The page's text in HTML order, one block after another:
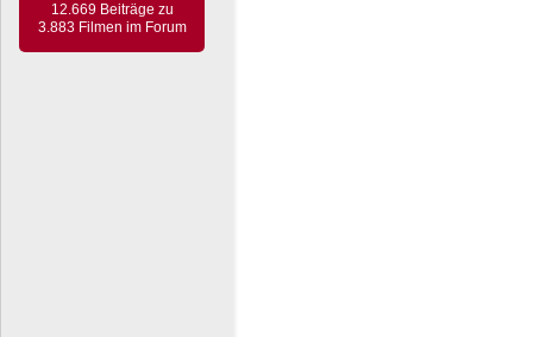
12.669 Beiträge zu
3.883 Filmen im Forum